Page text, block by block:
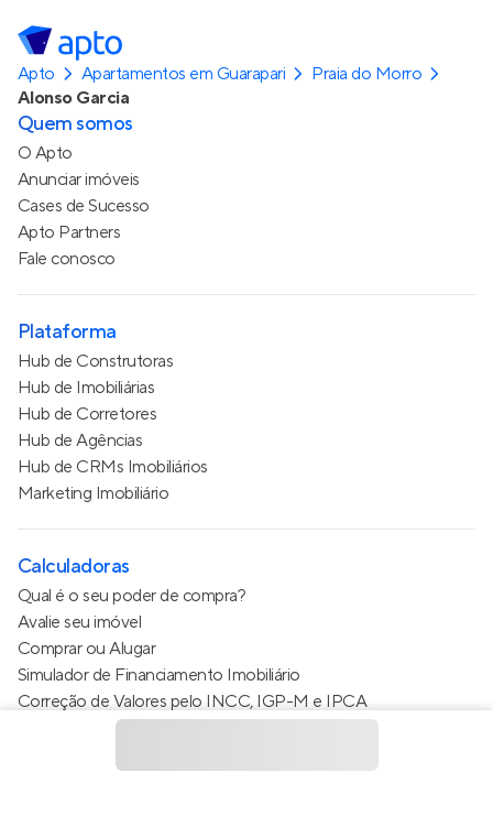
Apto Apartamentos em Guarapari
Praia do Morro
Alonso Garcia
Quem somos
O Apto
Anunciar imóveis
Cases de Sucesso
Apto Partners
Fale conosco
Plataforma
Hub de Construtoras
Hub de Imobiliárias
Hub de Corretores
Hub de Agências
Hub de CRMs Imobiliários
Marketing Imobiliário
Calculadoras
Qual é o seu poder de compra?
Avalie seu imóvel
Comprar ou Alugar
Simulador de Financiamento Imobiliário
Correção de Valores pelo INCC, IGP-M e IPCA
Estimativa de valor do condomínio